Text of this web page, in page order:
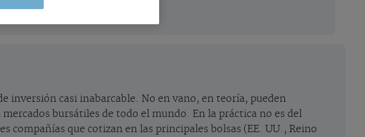
inversión casi inabarcable. No en vano, en teoría, pueden
bursátiles de todo el mundo. En la práctica no es del
compañías que cotizan en las principales bolsas (EE. UU., Reino